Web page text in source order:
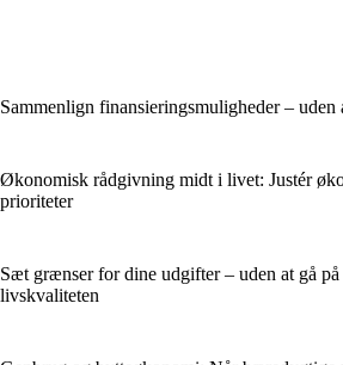
Sammenlign finansieringsmuligheder – uden
Økonomisk rådgivning midt i livet: Justér
prioriteter
Sæt grænser for dine udgifter – uden at gå
livskvaliteten